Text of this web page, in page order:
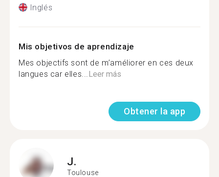
Inglés
Mis objetivos de aprendizaje
Mes objectifs sont de m’améliorer en ces deux
langues car elles... Leer más
Obtener la app
J.
Toulouse